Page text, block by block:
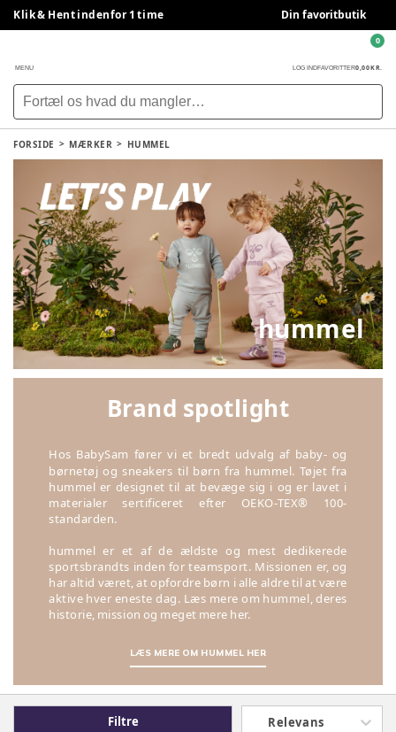
Klik & Hent indenfor 1 time Din favoritbutik
MENU LOG INDFAVORITTER0,00 KR.
0
FORSIDE MÆRKER HUMMEL
hummel
Brand spotlight
Hos BabySam fører vi et bredt udvalg af baby- og
børnetøj og sneakers til børn fra hummel. Tøjet fra
hummel er designet til at bevæge sig i og er lavet i
materialer sertificeret efter OEKO-TEX® 100-
standarden.
hummel er et af de ældste og mest dedikerede
sportsbrandts inden for teamsport. Missionen er, og
har altid været, at opfordre børn i alle aldre til at være
aktive hver eneste dag. Læs mere om hummel, deres
historie, mission og meget mere her.
LÆS MERE OM HUMMEL HER
Filtre Relevans